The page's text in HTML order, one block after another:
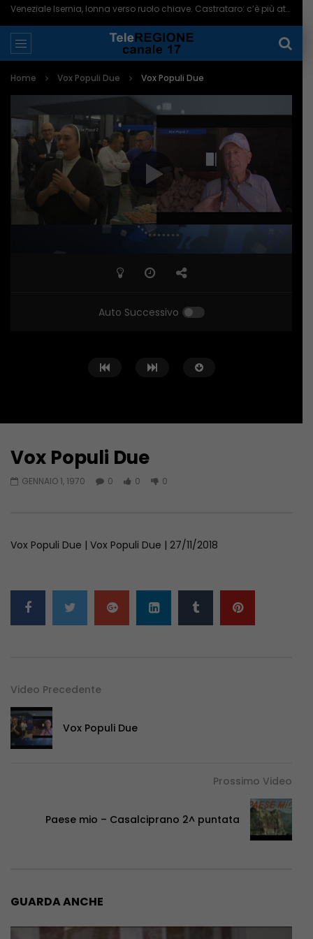
Veneziale Isernia, Ionna verso ruolo chiave. Castrataro: c’è più attenzione per Termoli – 08/08/2026
Home Vox Populi Due Vox Populi Due
Auto Successivo
Vox Populi Due
GENNAIO 1, 1970 0 0 0
Vox Populi Due | Vox Populi Due | 27/11/2018
Video Precedente
Vox Populi Due
Prossimo Video
Paese mio – Casalciprano 2^ puntata
GUARDA ANCHE